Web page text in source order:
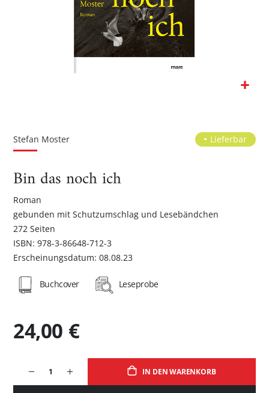
Bildgalerie
Stefan Moster Lieferbar
Bin das noch ich
Roman
gebunden mit Schutzumschlag und Lesebändchen
272 Seiten
ISBN: 978-3-86648-712-3
Erscheinungsdatum: 08.08.23
IN DEN WARENKORB
24,00 €
Buchcover Leseprobe